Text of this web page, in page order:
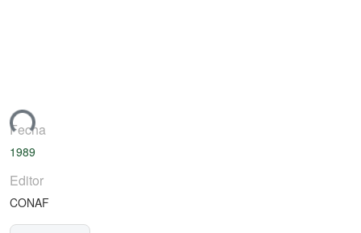
Fecha
1989
Editor
CONAF